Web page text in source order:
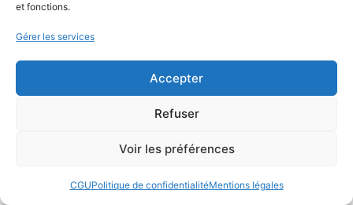
et fonctions.
Gérer les services
Accepter
Refuser
Voir les préférences
CGUPolitique de confidentialitéMentions légales
English